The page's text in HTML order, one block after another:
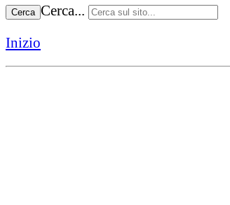
Cerca Cerca...
Inizio